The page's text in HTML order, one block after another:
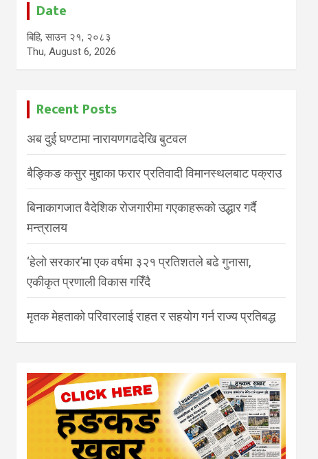
Date
बिहि, साउन २१, २०८३
Thu, August 6, 2026
Recent Posts
अब दुई घण्टामा नारायणगढदेखि बुटवल
बैङ्किङ कसुर मुद्दाका फरार प्रतिवादी विमानस्थलबाट पक्राउ
बिनाकागजात वैदेशिक रोजगारीमा गएकाहरूको उद्धार गर्दै
मन्त्रालय
‘हेलो सरकार’मा एक वर्षमा ३२१ प्रतिशतले बढे गुनासा,
एकीकृत प्रणाली विकास गरिँदै
मृतक मेहताको परिवारलाई राहत र सहयोग गर्न राज्य प्रतिबद्ध